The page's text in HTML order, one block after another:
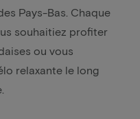
Pays-Bas. Chaque
souhaitiez profiter
ou vous
relaxante le long